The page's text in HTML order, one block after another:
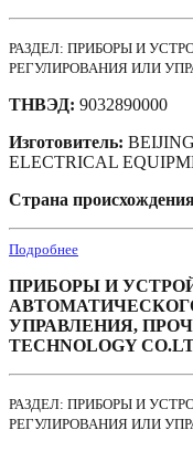
РАЗДЕЛ: ПРИБОРЫ И
РЕГУЛИРОВАНИЯ ИЛИ
ТНВЭД: 9032890000
Изготовитель:
ELECTRICAL
Страна
Подробнее
ПРИБОРЫ И
УПРАВЛЕНИЯ,
TECHNOLOGY
РАЗДЕЛ: ПРИБОРЫ И
РЕГУЛИРОВАНИЯ ИЛИ